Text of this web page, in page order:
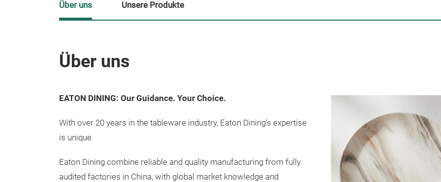
Über uns
EATON DINING: Our Guidance. Your Choice.
With over 20 years in the tableware industry, Eaton Dining’s expertise
is unique.
Eaton Dining combine reliable and quality manufacturing from fully
audited factories in China, with global market knowledge and
Über uns Unsere Produkte